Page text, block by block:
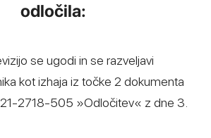
odločila:
se ugodi in se razveljavi
kot izhaja iz točke 2 dokumenta
2718-505 »Odločitev« z dne 3.